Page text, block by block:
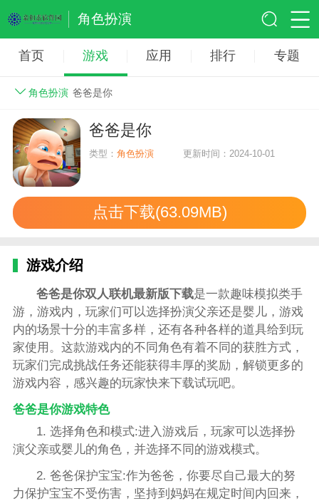
角色扮演
首页 游戏 应用 排行 专题
角色扮演 爸爸是你
爸爸是你
类型：角色扮演 更新时间：2024-10-01
点击下载(63.09MB)
游戏介绍
爸爸是你双人联机最新版下载是一款趣味模拟类手
游，游戏内，玩家们可以选择扮演父亲还是婴儿，游戏
内的场景十分的丰富多样，还有各种各样的道具给到玩
家使用。这款游戏内的不同角色有着不同的获胜方式，
玩家们完成挑战任务还能获得丰厚的奖励，解锁更多的
游戏内容，感兴趣的玩家快来下载试玩吧。
爸爸是你游戏特色
1. 选择角色和模式:进入游戏后，玩家可以选择扮
演父亲或婴儿的角色，并选择不同的游戏模式。
2. 爸爸保护宝宝:作为爸爸，你要尽自己最大的努
力保护宝宝不受伤害，坚持到妈妈在规定时间内回来，